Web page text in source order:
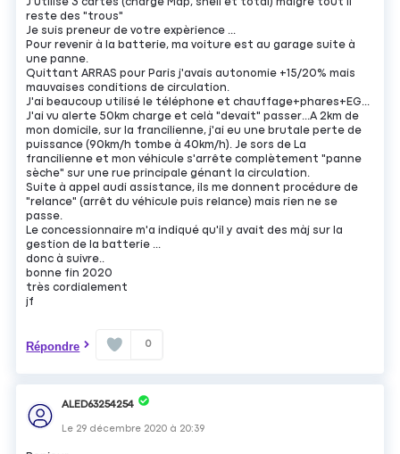
reste des "trous"
Je suis preneur de votre expèrience ...
Pour revenir à la batterie, ma voiture est au garage suite à
une panne.
Quittant ARRAS pour Paris j'avais autonomie +15/20% mais
mauvaises conditions de circulation.
J'ai beaucoup utilisé le téléphone et chauffage+phares+EG...
J'ai vu alerte 50km charge et celà "devait" passer...A 2km de
mon domicile, sur la francilienne, j'ai eu une brutale perte de
puissance (90km/h tombe à 40km/h). Je sors de La
francilienne et mon véhicule s'arrête complètement "panne
sèche" sur une rue principale génant la circulation.
Suite à appel audi assistance, ils me donnent procédure de
"relance" (arrêt du véhicule puis relance) mais rien ne se
passe.
Le concessionnaire m'a indiqué qu'il y avait des màj sur la
gestion de la batterie ...
donc à suivre..
bonne fin 2020
très cordialement
jf
Répondre 0
ALED63254254
Le 29 décembre 2020 à 20:39